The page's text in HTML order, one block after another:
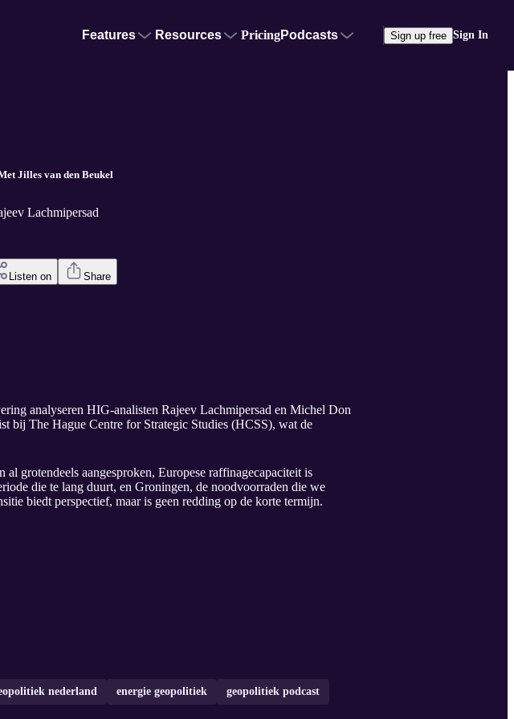
Features Resources PricingPodcasts Sign up free Sign In
Jilles van den Beukel
Lachmipersad
Listen on Share
analyseren HIG-analisten Rajeev Lachmipersad en Michel Don
bij The Hague Centre for Strategic Studies (HCSS), wat de
grotendeels aangesproken, Europese raffinagecapaciteit is
die te lang duurt, en Groningen, de noodvoorraden die we
biedt perspectief, maar is geen redding op de korte termijn.
nederland energie geopolitiek geopolitiek podcast